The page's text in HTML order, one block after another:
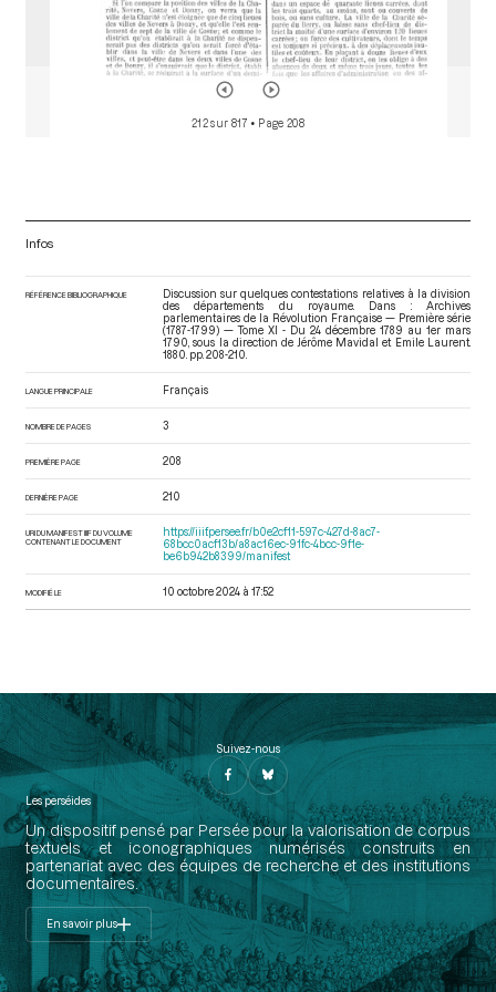
212 sur 817 • Page 208
Infos
RÉFÉRENCE BIBLIOGRAPHIQUE
Discussion sur quelques contestations relatives à la division
des départements du royaume. Dans : Archives
parlementaires de la Révolution Française — Première série
(1787-1799) — Tome XI - Du 24 décembre 1789 au 1er mars
1790 , sous la direction de Jérôme Mavidal et Emile Laurent.
1880. pp. 208-210.
LANGUE PRINCIPALE Français
NOMBRE DE PAGES 3
PREMIÈRE PAGE 208
DERNIÈRE PAGE 210
URI DU MANIFEST IIIF DU VOLUME
CONTENANT LE DOCUMENT
https://iiif.persee.fr/b0e2cf11-597c-427d-8ac7-
68bcc0acf13b/a8ac16ec-91fc-4bcc-9f1e-
be6b942b8399/manifest
MODIFIÉ LE 10 octobre 2024 à 17:52
Suivez-nous
Les perséides
Un dispositif pensé par Persée pour la valorisation de corpus
textuels et iconographiques numérisés construits en
partenariat avec des équipes de recherche et des institutions
documentaires.
En savoir plus